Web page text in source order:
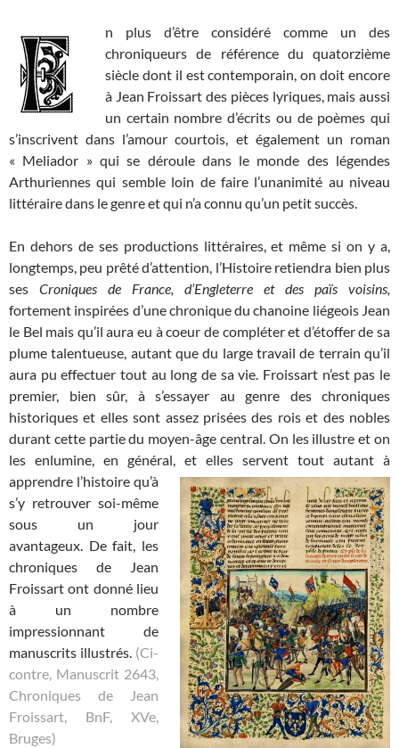
n plus d’être considéré comme un des
chroniqueurs de référence du quatorzième
siècle dont il est contemporain, on doit encore
à Jean Froissart des pièces lyriques, mais aussi
un certain nombre d’écrits ou de poèmes qui
s’inscrivent dans l’amour courtois, et également un roman
« Meliador » qui se déroule dans le monde des légendes
Arthuriennes qui semble loin de faire l’unanimité au niveau
littéraire dans le genre et qui n’a connu qu’un petit succès.
En dehors de ses productions littéraires, et même si on y a,
longtemps, peu prêté d’attention, l’Histoire retiendra bien plus
ses Croniques de France, d’Engleterre et des païs voisins,
fortement inspirées d’une chronique du chanoine liégeois Jean
le Bel mais qu’il aura eu à coeur de compléter et d’étoffer de sa
plume talentueuse, autant que du large travail de terrain qu’il
aura pu effectuer tout au long de sa vie. Froissart n’est pas le
premier, bien sûr, à s’essayer au genre des chroniques
historiques et elles sont assez prisées des rois et des nobles
durant cette partie du moyen-âge central. On les illustre et on
les enlumine, en général, et elles servent tout autant à
apprendre l’histoire qu’à
s’y retrouver soi-même
sous un jour
avantageux. De fait, les
chroniques de Jean
Froissart ont donné lieu
à un nombre
impressionnant de
manuscrits illustrés. (Ci-
contre, Manuscrit 2643,
Chroniques de Jean
Froissart, BnF, XVe,
Bruges)